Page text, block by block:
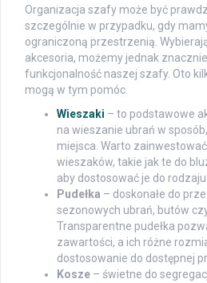
Organizacja szafy może być
szczególnie w przypadku, gdy
ograniczoną przestrzenią.
akcesoria, możemy jednak
funkcjonalność naszej szafy. Oto
mogą w tym pomóc.
Wieszaki – to podstawowe
na wieszanie ubrań w
miejsca. Warto
wieszaków, takie jak te do
aby dostosować je do
Pudełka – doskonałe do
sezonowych ubrań, butów
Transparentne pudełka
zawartości, a ich różne
dostosowanie do dostępnej
Kosze – świetne do